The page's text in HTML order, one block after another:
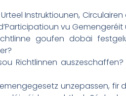
Instruktiounen,
vu
goufen dobäi
Richtlinnen
unzepassen, fir